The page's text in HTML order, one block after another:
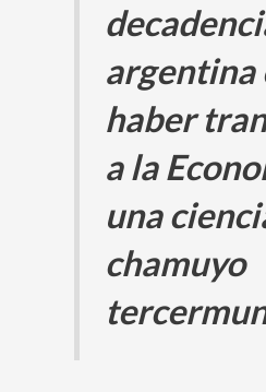
argentina
haber
a la
una
chamuyo